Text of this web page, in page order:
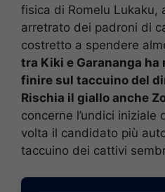
fisica di Romelu Lukaku,
arretrato dei padroni di
costretto a spendere
tra Kiki e Garananga
finire sul taccuino del
Rischia il giallo anche
concerne l’undici iniziale
volta il candidato più
taccuino dei cattivi